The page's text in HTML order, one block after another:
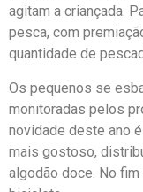
agitam a criançada.
pesca, com
quantidade de
Os pequenos se
monitoradas pelos
novidade deste ano
mais gostoso,
algodão doce. No